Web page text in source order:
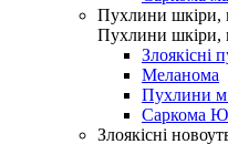
Пухлини шкіри,
Пухлини шкіри,
Злоякісні
Меланома
Пухлини
Саркома
Злоякісні